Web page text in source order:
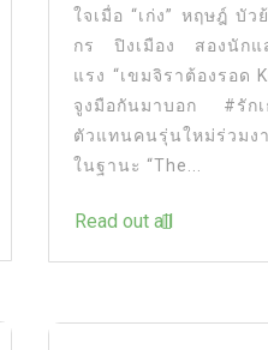
ใจเมื่อ “เก่ง” หฤษฎ์ บั
กร ปิงเมือง สองนักแ
แรง “เขมจิราต้องรอด
จูงมือกันมาบอก #รัก
ตัวแทนคนรุ่นใหม่ร่วม
ในฐานะ “The...
Read out all